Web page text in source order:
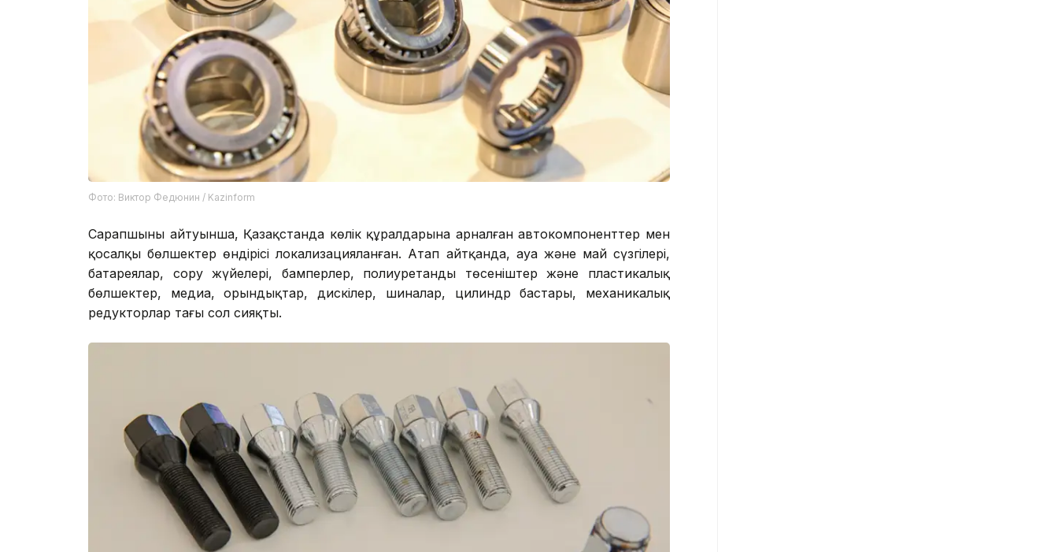
Фото: Виктор Федюнин / Kazinform
Сарапшының айтуынша, Қазақстанда көлік құралдарына арналған автокомпоненттер мен
қосалқы бөлшектер өндірісі локализацияланған. Атап айтқанда, ауа және май сүзгілері,
батареялар, сору жүйелері, бамперлер, полиуретанды төсеніштер және пластикалық
бөлшектер, медиа, орындықтар, дискілер, шиналар, цилиндр бастары, механикалық
редукторлар тағы сол сияқты.